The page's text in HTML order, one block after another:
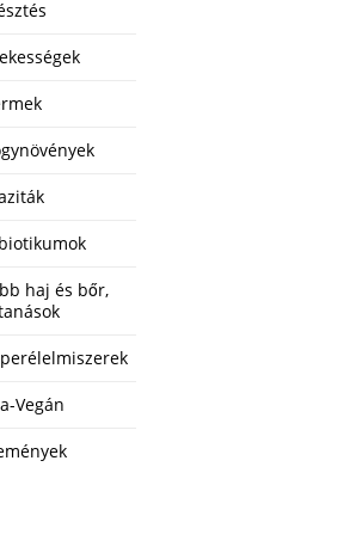
haj és bőr,
Vegán